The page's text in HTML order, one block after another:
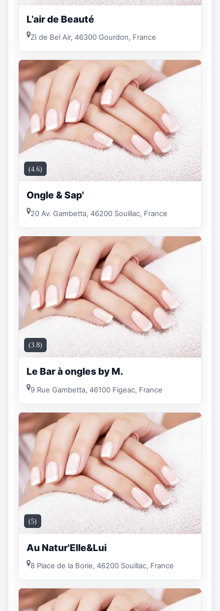
L’air de Beauté
ZI de Bel Air, 46300 Gourdon, France
(4.6)
Ongle & Sap'
20 Av. Gambetta, 46200 Souillac, France
(3.8)
Le Bar à ongles by M.
9 Rue Gambetta, 46100 Figeac, France
(5)
Au Natur'Elle&Lui
8 Place de la Borie, 46200 Souillac, France